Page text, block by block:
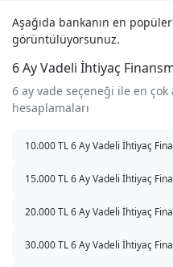
Aşağıda bankanın en
görüntülüyorsunuz.
6 Ay Vadeli İhtiyaç
6 ay vade seçeneği ile en
hesaplamaları
10.000 TL 6 Ay Vadeli İhtiyaç
15.000 TL 6 Ay Vadeli İhtiyaç
20.000 TL 6 Ay Vadeli İhtiyaç
30.000 TL 6 Ay Vadeli İhtiyaç